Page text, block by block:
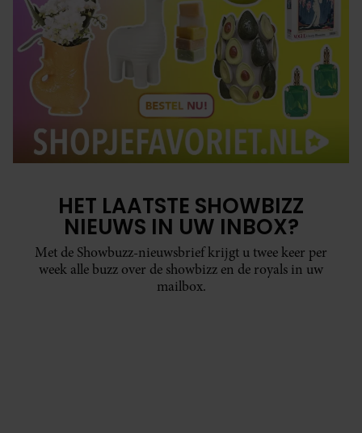
HET LAATSTE SHOWBIZZ
NIEUWS IN UW INBOX?
Met de Showbuzz-nieuwsbrief krijgt u twee keer per
week alle buzz over de showbizz en de royals in uw
mailbox.